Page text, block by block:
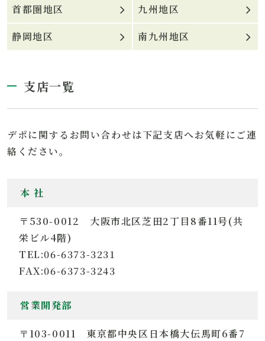
首都圏地区
九州地区
静岡地区
南九州地区
支店一覧
デポに関するお問い合わせは下記支店へお気軽にご連
絡ください。
本 社
〒530-0012 大阪市北区芝田2丁目8番11号(共
栄ビル4階)
TEL:06-6373-3231
FAX:06-6373-3243
営業開発部
〒103-0011 東京都中央区日本橋大伝馬町6番7